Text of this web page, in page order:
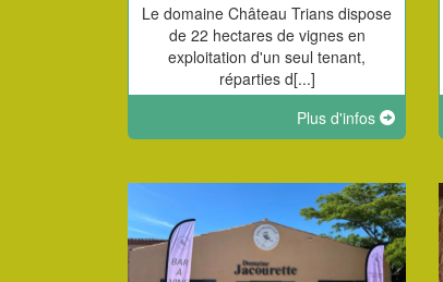
Le domaine Château Trians dispose
de 22 hectares de vignes en
exploitation d'un seul tenant,
réparties d[...]
Plus d'infos